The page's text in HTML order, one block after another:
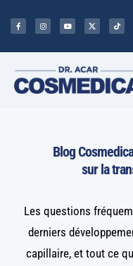
Blog
sur la
Les questions
derniers
capillaire, et tout ce